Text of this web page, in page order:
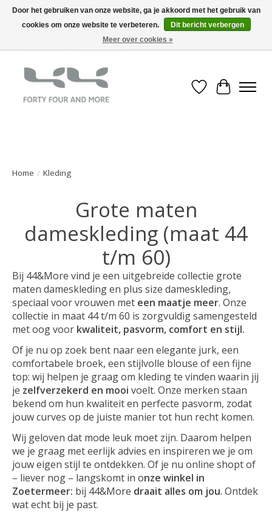
Verlanglijst
Home / Kleding
Grote maten
dameskleding (maat 44
t/m 60)
Bij 44&More vind je een uitgebreide collectie grote
maten dameskleding en plus size dameskleding,
speciaal voor vrouwen met een maatje meer. Onze
collectie in maat 44 t/m 60 is zorgvuldig samengesteld
met oog voor kwaliteit, pasvorm, comfort en stijl.
Of je nu op zoek bent naar een elegante jurk, een
comfortabele broek, een stijlvolle blouse of een fijne
top: wij helpen je graag om kleding te vinden waarin jij
je zelfverzekerd en mooi voelt. Onze merken staan
bekend om hun kwaliteit en perfecte pasvorm, zodat
jouw curves op de juiste manier tot hun recht komen.
Wij geloven dat mode leuk moet zijn. Daarom helpen
we je graag met eerlijk advies en inspireren we je om
jouw eigen stijl te ontdekken. Of je nu online shopt of
– liever nog – langskomt in onze winkel in
Zoetermeer: bij 44&More draait alles om jou. Ontdek
wat echt bij je past.
Door het gebruiken van onze website, ga je akkoord met het gebruik van
cookies om onze website te verbeteren.
Dit bericht verbergen
Meer over cookies »